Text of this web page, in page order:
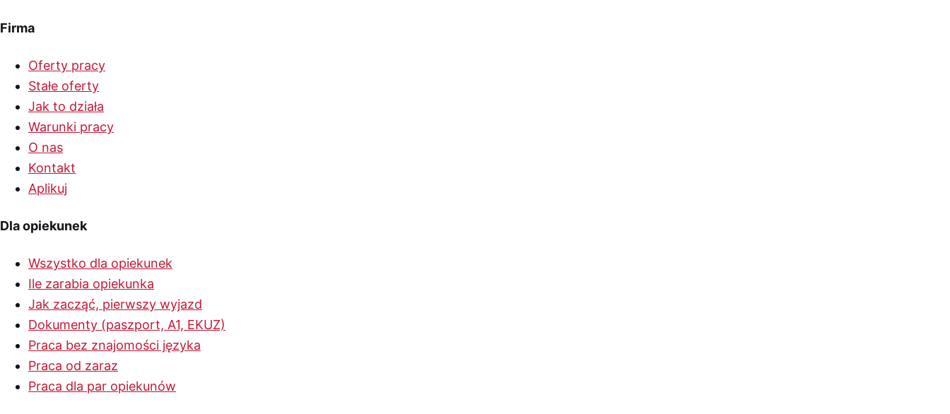
Firma
Oferty pracy
Stałe oferty
Jak to działa
Warunki pracy
O nas
Kontakt
Aplikuj
Dla opiekunek
Wszystko dla opiekunek
Ile zarabia opiekunka
Jak zacząć, pierwszy wyjazd
Dokumenty (paszport, A1, EKUZ)
Praca bez znajomości języka
Praca od zaraz
Praca dla par opiekunów